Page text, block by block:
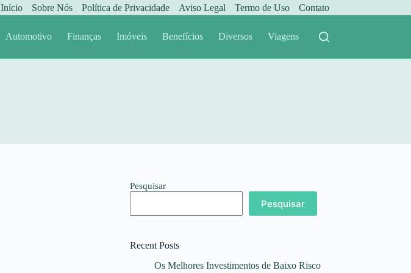
Início Sobre Nós Política de Privacidade Aviso Legal Termo de Uso Contato
Automotivo Finanças Imóveis Benefícios Diversos Viagens
Pesquisar
Pesquisar
Recent Posts
Os Melhores Investimentos de Baixo Risco